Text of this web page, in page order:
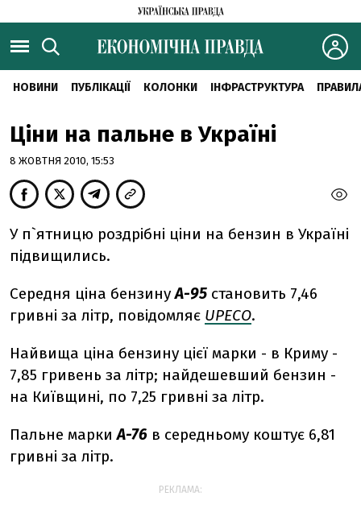
НОВИНИ ПУБЛІКАЦІЇ КОЛОНКИ ІНФРАСТРУКТУРА
Ціни на пальне в Україні
8 ЖОВТНЯ 2010, 15:53
У п`ятницю роздрібні ціни на бензин в Україні
підвищились.
Середня ціна бензинуА-95 становить 7,46
гривні за літр, повідомляє UPECO.
Найвища ціна бензину цієї марки - в Криму -
7,85 гривень за літр; найдешевший бензин -
на Київщині, по 7,25 гривні за літр.
Пальне маркиА-76 в середньому коштує 6,81
гривні за літр.
РЕКЛАМА: